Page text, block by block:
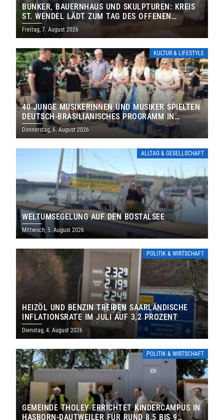
BUNKER, BAUERNHAUS UND SKULPTUREN: KREIS
ST. WENDEL LÄDT ZUM TAG DES OFFENEN
DENKMALS EIN
Freitag, 7. August 2026
KULTUR & LIFESTYLE
40 JUNGE MUSIKERINNEN UND MUSIKER SPIELTEN
DEUTSCH-BRASILIANISCHES PROGRAMM IN
THOLEY
Donnerstag, 6. August 2026
ALLTAG & GESELLSCHAFT
WELTUMSEGELUNG AUF DEN BOSTALSEE
Mittwoch, 5. August 2026
POLITIK & WIRTSCHAFT
HEIZÖL UND BENZIN TREIBEN SAARLÄNDISCHE
INFLATIONSRATE IM JULI AUF 3,2 PROZENT
Dienstag, 4. August 2026
POLITIK & WIRTSCHAFT
GEMEINDE THOLEY ERRICHTET KINDERCAMPUS IN
HASBORN-DAUTWEILER FÜR RUND 8,5 BIS 9